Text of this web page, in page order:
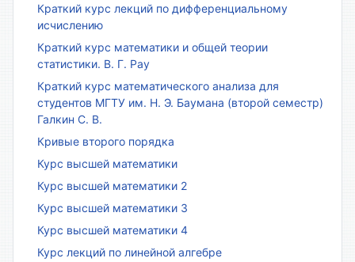
Краткий курс лекций по дифференциальному
исчислению
Краткий курс математики и общей теории
статистики. В. Г. Рау
Краткий курс математического анализа для
студентов МГТУ им. Н. Э. Баумана (второй семестр)
Галкин С. В.
Кривые второго порядка
Курс высшей математики
Курс высшей математики 2
Курс высшей математики 3
Курс высшей математики 4
Курс лекций по линейной алгебре